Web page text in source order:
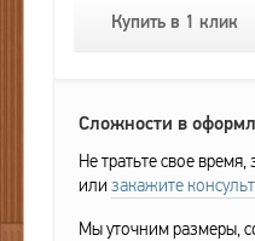
Купить в 1 клик
Сложности в
Не тратьте свое время,
или закажите
Мы уточним размеры,